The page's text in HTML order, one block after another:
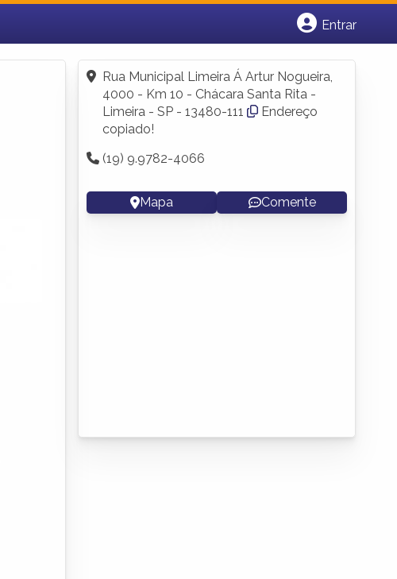
Entrar
Fazer login
Criar conta
Rua Municipal Limeira Á Artur Nogueira,
4000 - Km 10 - Chácara Santa Rita -
Limeira - SP - 13480-111
Endereço
copiado!
(19) 9.9782-4066
Mapa Comente